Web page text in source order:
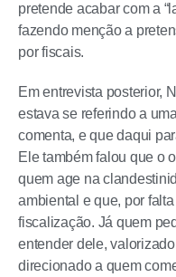
pretende acabar com a
fazendo menção a
por fiscais.
Em entrevista posterior,
estava se referindo a
comenta, e que daqui
Ele também falou que o
quem age na
ambiental e que, por
fiscalização. Já quem
entender dele,
direcionado a quem